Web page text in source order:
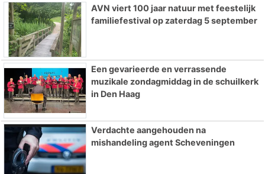
AVN viert 100 jaar natuur met feestelijk
familiefestival op zaterdag 5 september
Een gevarieerde en verrassende
muzikale zondagmiddag in de schuilkerk
in Den Haag
Verdachte aangehouden na
mishandeling agent Scheveningen